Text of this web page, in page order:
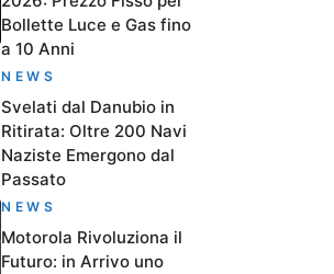
Bollette Luce e Gas fino
a 10 Anni
NEWS
Svelati dal Danubio in
Ritirata: Oltre 200 Navi
Naziste Emergono dal
Passato
NEWS
Motorola Rivoluziona il
Futuro: in Arrivo uno